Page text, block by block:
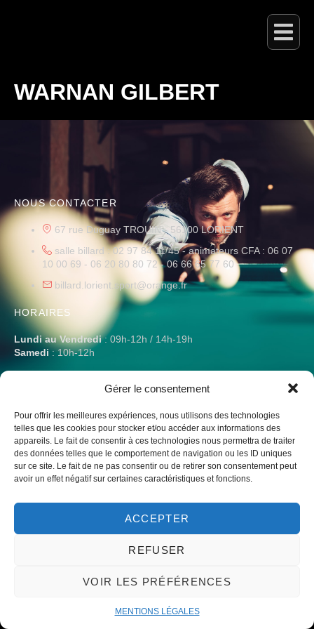
Gérer le consentement
Pour offrir les meilleures expériences, nous utilisons des technologies
telles que les cookies pour stocker et/ou accéder aux informations des
appareils. Le fait de consentir à ces technologies nous permettra de traiter
des données telles que le comportement de navigation ou les ID uniques
sur ce site. Le fait de ne pas consentir ou de retirer son consentement peut
avoir un effet négatif sur certaines caractéristiques et fonctions.
ACCEPTER
REFUSER
VOIR LES PRÉFÉRENCES
MENTIONS LÉGALES
WARNAN GILBERT
NOUS CONTACTER
67 rue Duguay TROUIN - 56100 LORIENT
salle billard : 02 97 84 11 45 - animateurs CFA : 06 07
10 00 69 - 06 20 80 80 72 - 06 66 65 77 60
billard.lorient.sport@orange.fr
HORAIRES
Lundi au Vendredi: 09h-12h / 14h-19h
Samedi: 10h-12h
Liens vers notre club omnisport et le monde du billard
© 2023 – Un site par mwgrafico ​ –